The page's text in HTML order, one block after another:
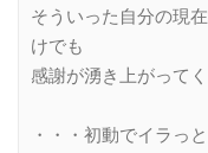
そういった自分の現
けでも
感謝が湧き上がってく
・・・初動でイラっ